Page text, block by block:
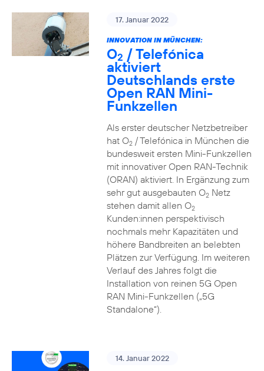
17. Januar 2022
INNOVATION IN MÜNCHEN:
O2 / Telefónica
aktiviert
Deutschlands erste
Open RAN Mini-
Funkzellen
Als erster deutscher Netzbetreiber
hat O2/ Telefónica in München die
bundesweit ersten Mini-Funkzellen
mit innovativer Open RAN-Technik
(ORAN) aktiviert. In Ergänzung zum
sehr gut ausgebauten O2Netz
stehen damit allen O2
Kunden:innen perspektivisch
nochmals mehr Kapazitäten und
höhere Bandbreiten an belebten
Plätzen zur Verfügung. Im weiteren
Verlauf des Jahres folgt die
Installation von reinen 5G Open
RAN Mini-Funkzellen („5G
Standalone“).
14. Januar 2022